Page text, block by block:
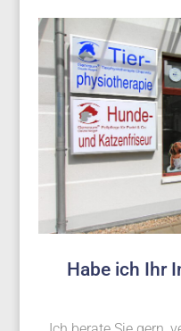
Habe ich Ihr